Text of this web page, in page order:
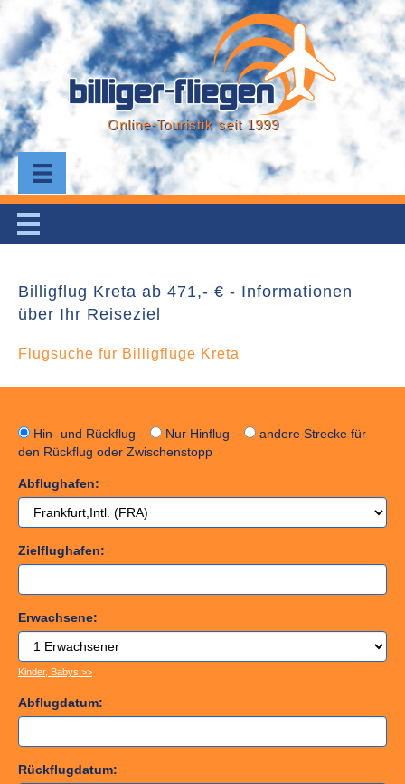
Online-Touristik seit 1999
Billigflug Kreta ab 471,- € - Informationen
über Ihr Reiseziel
Flugsuche für Billigflüge Kreta
Hin- und Rückflug Nur Hinflug
andere Strecke für
den Rückflug oder Zwischenstopp
Abflughafen:
Zielflughafen:
Erwachsene:
Kinder, Babys >>
Abflugdatum:
Rückflugdatum: